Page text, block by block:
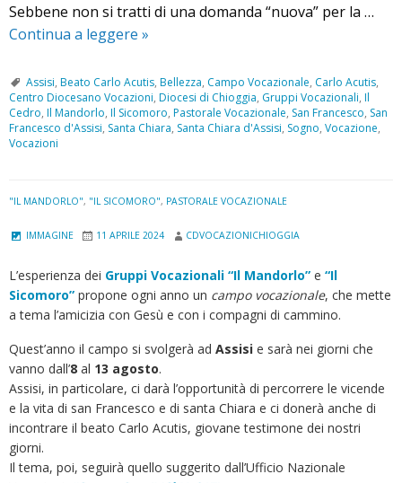
Sebbene non si tratti di una domanda “nuova” per la …
Continua a leggere T
s
e
i
e
z
a
»
Assisi, Beato Carlo Acutis, Bellezza, Campo Vocazionale, Carlo Acutis,
Centro Diocesano Vocazioni, Diocesi di Chioggia, Gruppi Vocazionali, Il
Cedro, Il Mandorlo, Il Sicomoro, Pastorale Vocazionale, San Francesco, San
Francesco d'Assisi, Santa Chiara, Santa Chiara d'Assisi, Sogno, Vocazione,
Vocazioni
"IL MANDORLO", "IL SICOMORO", PASTORALE VOCAZIONALE
IMMAGINE 11 APRILE 2024 CDVOCAZIONICHIOGGIA
L’esperienza dei Gruppi Vocazionali “Il Mandorlo” e “Il
Sicomoro” propone ogni anno un campo vocazionale, che mette
a tema l’amicizia con Gesù e con i compagni di cammino.
Quest’anno il campo si svolgerà ad Assisi e sarà nei giorni che
vanno dall’8 al 13 agosto.
Assisi, in particolare, ci darà l’opportunità di percorrere le vicende
e la vita di san Francesco e di santa Chiara e ci donerà anche di
incontrare il beato Carlo Acutis, giovane testimone dei nostri
giorni.
Il tema, poi, seguirà quello suggerito dall’Ufficio Nazionale